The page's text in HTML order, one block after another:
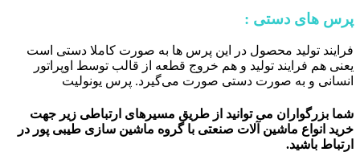
پرس های دستی :
فرایند تولید محصول در این پرس ها به صورت کاملا دستی است
یعنی هم فرایند تولید و هم خروج قطعه از قالب توسط اوپراتور
انسانی و به صورت دستی صورت می‌گیرد. پرس یونولیت
شما بزرگواران می توانید از طریق مسیرهای ارتباطی زیر جهت
خرید انواع ماشین آلات صنعتی با گروه ماشین سازی طیبی پور در
ارتباط باشید.